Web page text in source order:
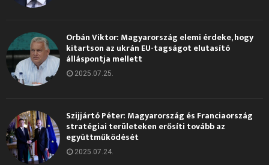
Orbán Viktor: Magyarország elemi érdeke, hogy
kitartson az ukrán EU-tagságot elutasító
álláspontja mellett
2025.07.25.
Szijjártó Péter: Magyarország és Franciaország
stratégiai területeken erősíti tovább az
együttműködését
2025.07.24.